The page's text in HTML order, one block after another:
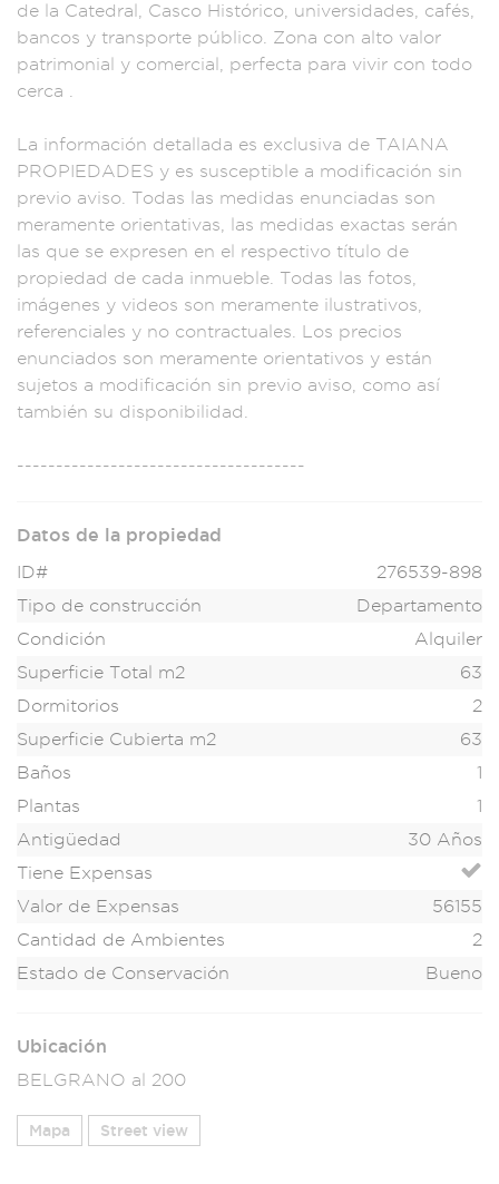
de la Catedral, Casco Histórico, universidades, cafés,
bancos y transporte público. Zona con alto valor
patrimonial
y comercial, perfecta para vivir con todo
cerca .
La información detallada es exclusiva de TAIANA
PROPIEDADES y es susceptib le a modificación sin
previo aviso. Todas las medidas enunciadas son
meramente orientativas, las medidas exactas serán
las que se expresen en el respectivo título de
propiedad de cada inmueble. Todas las fotos,
imágenes y videos son meramente ilustrativos,
referenciales y no contractuales. Los precios
enunciados son meramente orientativos y están
sujetos a modificación sin previo aviso, como así
también su disponibilidad.
-------------------------------------
Datos de la propiedad
ID#
276539-898
Tipo de construcción
Departamento
Condición
Alquiler
Superficie Total m2
63
Dormitorios
2
Superficie Cubierta m2
63
Baños
1
Plantas
1
Antigüedad
30 Años
Tiene Expensas
Valor de Expensas
56155
Cantidad de Ambientes
2
Estado de Conservación
Bueno
Ubicación
BELGRANO al 200
Mapa Street view